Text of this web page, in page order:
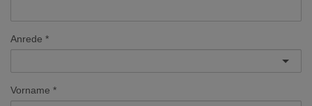
Anrede
Vorname